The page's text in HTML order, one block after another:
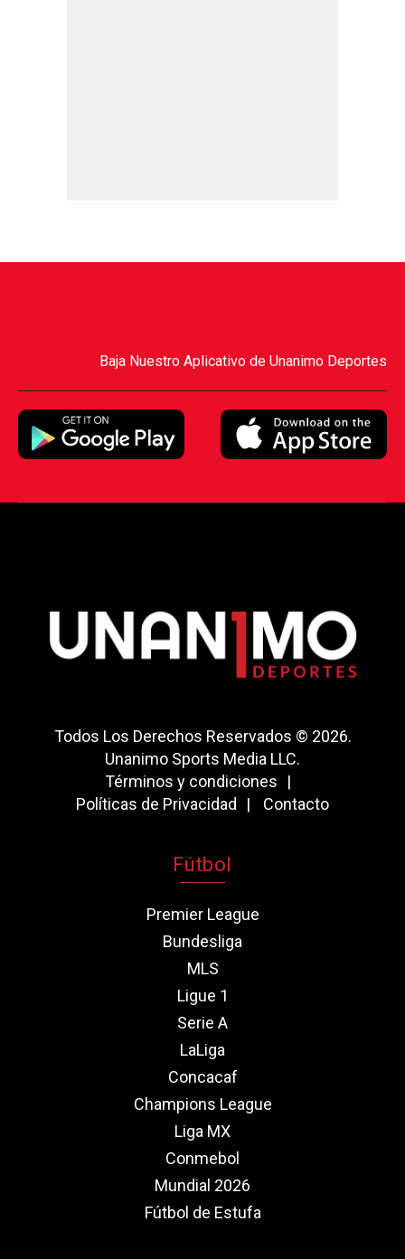
Baja Nuestro Aplicativo de Unanimo Deportes
Todos Los Derechos Reservados © 2026.
Unanimo Sports Media LLC.
Términos y condiciones
Políticas de Privacidad
Contacto
Fútbol
Premier League
Bundesliga
MLS
Ligue 1
Serie A
LaLiga
Concacaf
Champions League
Liga MX
Conmebol
Mundial 2026
Fútbol de Estufa